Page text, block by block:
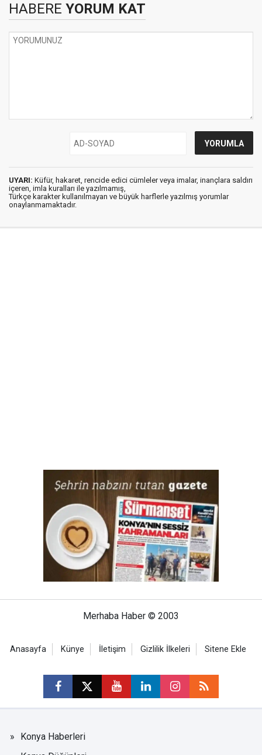
HABERE YORUM KAT
UYARI: Küfür, hakaret, rencide edici cümleler veya imalar, inançlara saldırı
içeren, imla kuralları ile yazılmamış,
Türkçe karakter kullanılmayan ve büyük harflerle yazılmış yorumlar
onaylanmamaktadır.
Merhaba Haber © 2003
Anasayfa Künye İletişim Gizlilik İlkeleri Sitene Ekle
Konya Haberleri